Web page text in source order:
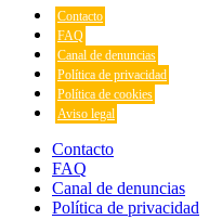
Contacto
FAQ
Canal de denuncias
Política de privacidad
Política de cookies
Aviso legal
Contacto
FAQ
Canal de denuncias
Política de privacidad